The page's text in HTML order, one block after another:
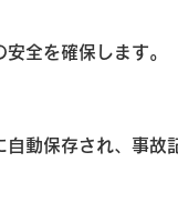
全を確保します。
動保存され、事故